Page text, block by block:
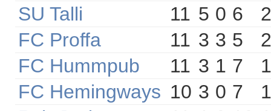
SU Talli
11 5 0 6
FC Proffa
11 3 3 5
FC Hummpub
11 3 1 7
FC Hemingways 10 3 0 7